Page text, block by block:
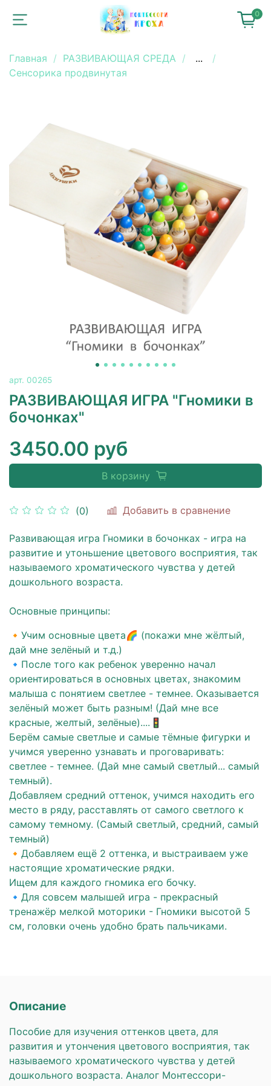
0
Главная РАЗВИВАЮЩАЯ СРЕДА
...
Сенсорика продвинутая
арт. 00265
РАЗВИВАЮЩАЯ ИГРА "Гномики в
бочонках"
(0) Добавить в сравнение
3450.00 руб
В корзину
Развивающая игра Гномики в бочонках - игра на
развитие и утоньшение цветового восприятия, так
называемого хроматического чувства у детей
дошкольного возраста.
Основные принципы:
🔸Учим основные цвета🌈 (покажи мне жёлтый,
дай мне зелёный и т.д.)
🔹После того как ребенок уверенно начал
ориентироваться в основных цветах, знакомим
малыша с понятием светлее - темнее. Оказывается
зелёный может быть разным! (Дай мне все
красные, желтый, зелёные)....🚦
Берём самые светлые и самые тёмные фигурки и
учимся уверенно узнавать и проговаривать:
светлее - темнее. (Дай мне самый светлый... самый
темный).
Добавляем средний оттенок, учимся находить его
место в ряду, расставлять от самого светлого к
самому темному. (Самый светлый, средний, самый
темный)
🔸Добавляем ещё 2 оттенка, и выстраиваем уже
настоящие хроматические рядки.
Ищем для каждого гномика его бочку.
🔹Для совсем малышей игра - прекрасный
тренажёр мелкой моторики - Гномики высотой 5
см, головки очень удобно брать пальчиками.
Описание
Пособие для изучения оттенков цвета, для
развития и утончения цветового восприятия, так
называемого хроматического чувства у детей
дошкольного возраста. Аналог Монтессори-